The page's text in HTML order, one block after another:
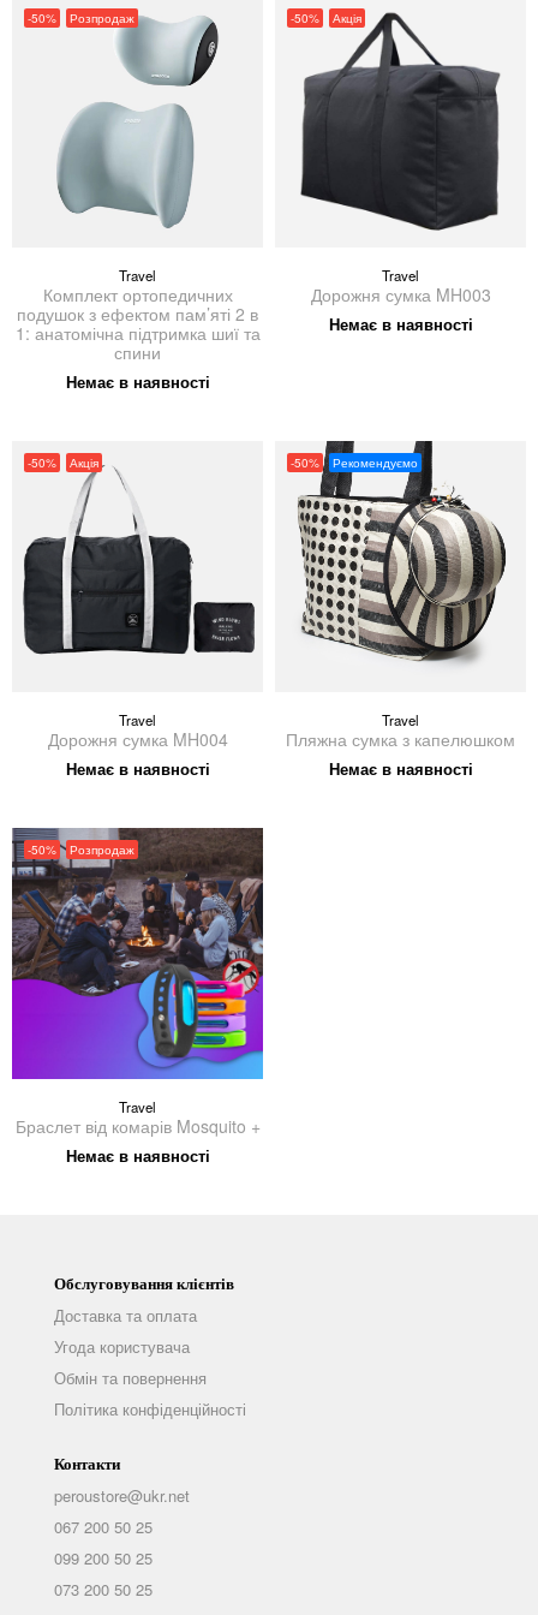
-50% Розпродаж
Travel
Комплект ортопедичних
подушок з ефектом пам’яті 2 в
1: анатомічна підтримка шиї та
спини
Немає в наявності
-50% Акція
Travel
Дорожня сумка MH003
Немає в наявності
-50% Акція
Travel
Дорожня сумка MH004
Немає в наявності
-50% Рекомендуємо
Travel
Пляжна сумка з капелюшком
Немає в наявності
-50% Розпродаж
Travel
Браслет від комарів Mosquito +
Немає в наявності
Обслуговування клієнтів
Доставка та оплата
Угода користувача
Обмін та повернення
Політика конфіденційності
Контакти
peroustore@ukr.net
067 200 50 25
099 200 50 25
073 200 50 25